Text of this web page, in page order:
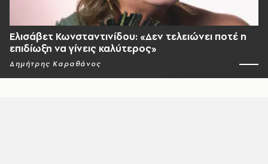
Ελισάβετ Κωνσταντινίδου: «Δεν τελειώνει ποτέ η
επιδίωξη να γίνεις καλύτερος»
Δημήτρης Καραθάνος